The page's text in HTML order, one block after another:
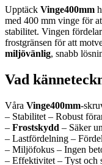
Upptäck Vinge400mm
med 400 mm vinge för
stabilitet. Vingen
frostgränsen för att
miljövänlig, snabb
Vad
Våra Vinge400mm-
– Stabilitet – Robust
– Frostskydd – Säker
– Lastfördelning –
– Miljöfokus – Ingen
– Effektivitet – Tyst och